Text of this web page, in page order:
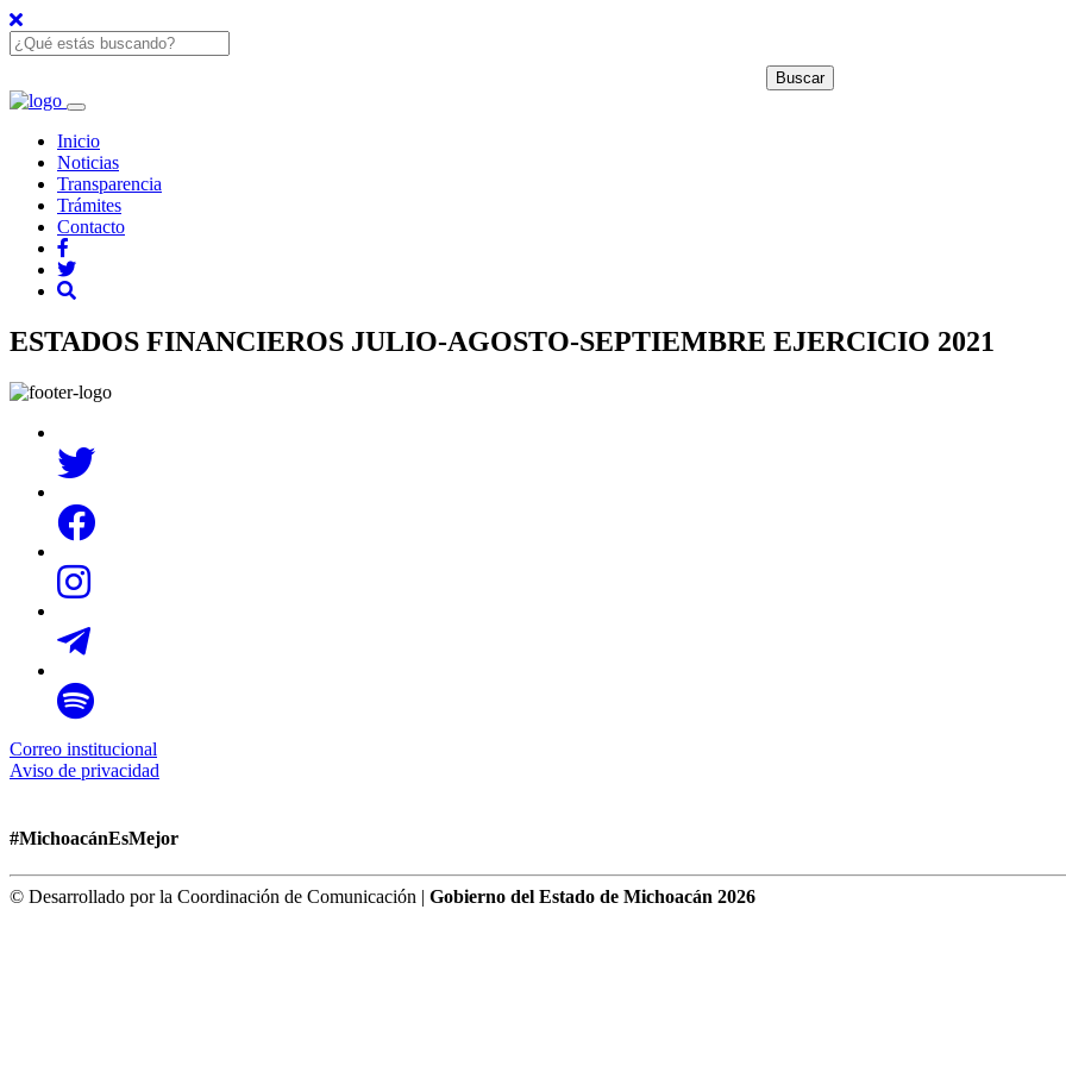
Inicio
Noticias
Transparencia
Trámites
Contacto
ESTADOS FINANCIEROS JULIO-AGOSTO-SEPTIEMBRE EJERCICIO 2021
Correo institucional
Aviso de privacidad
#MichoacánEsMejor
© Desarrollado por la Coordinación de Comunicación | Gobierno del Estado de Michoacán 2026